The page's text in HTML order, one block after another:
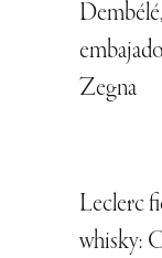
Zegna
Leclerc
whisky: